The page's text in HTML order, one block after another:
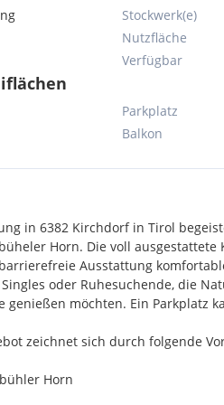
Stockwerk(e)
Nutzfläche
Verfügbar
Parkplatz
Balkon
in 6382 Kirchdorf in Tirol
Horn. Die voll ausgestattete
Ausstattung
oder Ruhesuchende, die
genießen möchten. Ein Parkplatz
zeichnet sich durch folgende
Horn